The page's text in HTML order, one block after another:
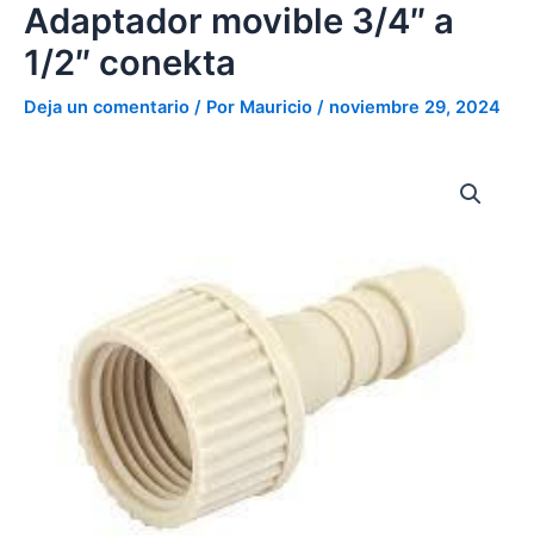
contenido
Adaptador movible 3/4″ a
1/2″ conekta
Deja un comentario / Por Mauricio / noviembre 29, 2024
a
1/2"
conekta
cantidad